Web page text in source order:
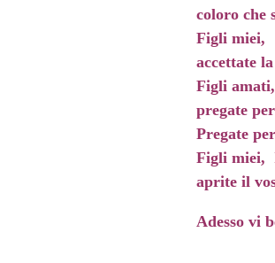
coloro che
Figli miei,
accettate
Figli amati,
pregate
Pregate
Figli miei,
aprite il
Adesso vi